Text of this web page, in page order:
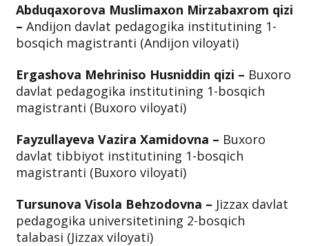
Abduqaxorova Muslimaxon Mirzabaxrom qizi
– Andijon davlat pedagogika institutining 1-
bosqich magistranti (Andijon viloyati)
Ergashova Mehriniso Husniddin qizi – Buxoro
davlat pedagogika institutining 1-bosqich
magistranti (Buxoro viloyati)
Fayzullayeva Vazira Xamidovna – Buxoro
davlat tibbiyot institutining 1-bosqich
magistranti (Buxoro viloyati)
Tursunova Visola Behzodovna – Jizzax davlat
pedagogika universitetining 2-bosqich
talabasi (Jizzax viloyati)